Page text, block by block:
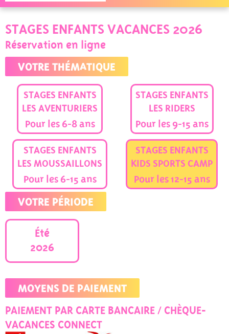
STAGES ENFANTS VACANCES 2026
Réservation en ligne
VOTRE THÉMATIQUE
STAGES ENFANTS
LES AVENTURIERS
Pour les 6-8 ans
STAGES ENFANTS
LES RIDERS
Pour les 9-15 ans
STAGES ENFANTS
LES MOUSSAILLONS
Pour les 6-15 ans
STAGES ENFANTS
KIDS SPORTS CAMP
Pour les 12-15 ans
VOTRE PÉRIODE
Été
2026
MOYENS DE PAIEMENT
PAIEMENT PAR CARTE BANCAIRE / CHÈQUE-
VACANCES CONNECT